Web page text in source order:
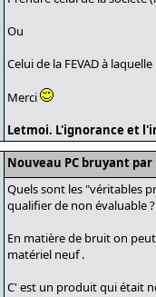
Ou
Celui de la FEVAD à
Merci
Letmoi. L'ignorance et
Nouveau PC bruyant
Quels sont les "véritables
qualifier de non évaluable ?
En matière de bruit on
matériel neuf .
C' est un produit qui était